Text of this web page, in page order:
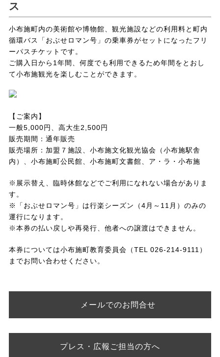
ス
小布施町内の美術館や博物館、観光施設などの利用料と町内
循環バス「おぶせロマン号」の乗車券がセットになったフリ
ーパスチケットです。
ご購入日から1年間、何度でも利用できるため年間をとおし
て小布施観光を楽しむことができます。
【ご案内】
一般5,000円、高大生2,500円
販売期間：通年販売
販売場所：加盟７施設、小布施文化観光協会（小布施駅舎
内）、小布施町公民館、小布施町文書館、ア・ラ・小布施
※展示替え、臨時休館などでご利用になれない場合がありま
す。
※「おぶせロマン号」は行楽シーズン（4月～11月）のみの
運行になります。
※本券の払い戻しや再発行、他者への譲渡はできません。
本券については小布施町教育委員会（TEL 026-214-9111）
までお問い合わせください。
メールでのお問合せ
プレス・広報ご担当の方へ